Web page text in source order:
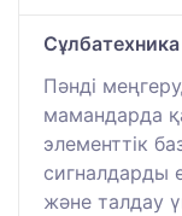
Сұлбатехника
Пәнді
мамандарда
элементтік
сигналдарды
және талдау